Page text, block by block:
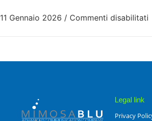
11 Gennaio 2026 / Commenti disabilitati
Legal link
Privacy